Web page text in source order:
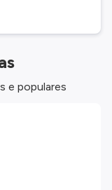
e populares